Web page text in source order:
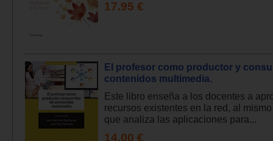
17.95 €
El profesor como productor y
contenidos multimedia.
Este libro enseña a los docentes a
recursos existentes en la red, al
que analiza las aplicaciones para...
14.00 €